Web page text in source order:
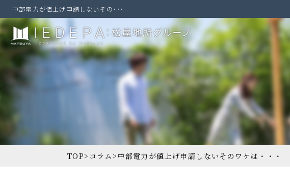
中部電力が値上げ申請しないその･･･
TOP> コラム>中部電力が値上げ申請しないそのワケは・・・